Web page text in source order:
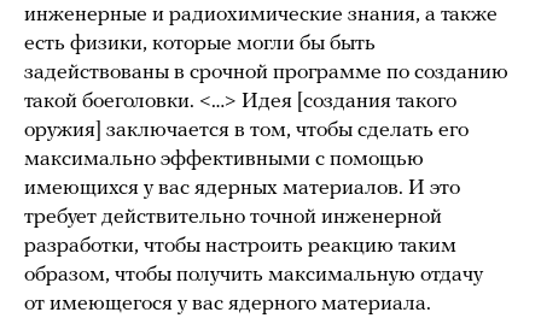
инженерные и радиохимические знания, а также
есть физики, которые могли бы быть
задействованы в срочной программе по созданию
такой боеголовки. <…> Идея [создания такого
оружия] заключается в том, чтобы сделать его
максимально эффективными с помощью
имеющихся у вас ядерных материалов. И это
требует действительно точной инженерной
разработки, чтобы настроить реакцию таким
образом, чтобы получить максимальную отдачу
от имеющегося у вас ядерного материала.